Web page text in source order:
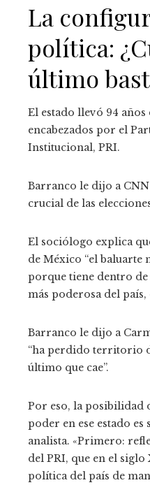
La
política:
último
El estado llevó 94
encabezados por el
Institucional, PRI.
Barranco le dijo a CNN
crucial de las
El sociólogo explica
de México “el baluarte
porque tiene dentro
más poderosa del
Barranco le dijo a
“ha perdido territorio
último que cae”.
Por eso, la posibilidad
poder en ese estado
analista. «Primero:
del PRI, que en el
política del país de